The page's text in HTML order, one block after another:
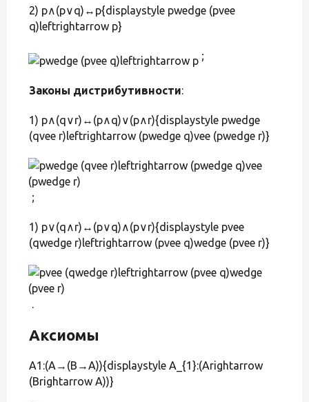
2) p∧(p∨q)↔p{displaystyle pwedge (pvee
q)leftrightarrow p}
;
Законы дистрибутивности:
1) p∧(q∨r)↔(p∧q)∨(p∧r){displaystyle pwedge
(qvee r)leftrightarrow (pwedge q)vee (pwedge r)}
;
1) p∨(q∧r)↔(p∨q)∧(p∨r){displaystyle pvee
(qwedge r)leftrightarrow (pvee q)wedge (pvee r)}
.
Аксиомы
A1:(A→(B→A)){displaystyle A_{1}:(Arightarrow
(Brightarrow A))}